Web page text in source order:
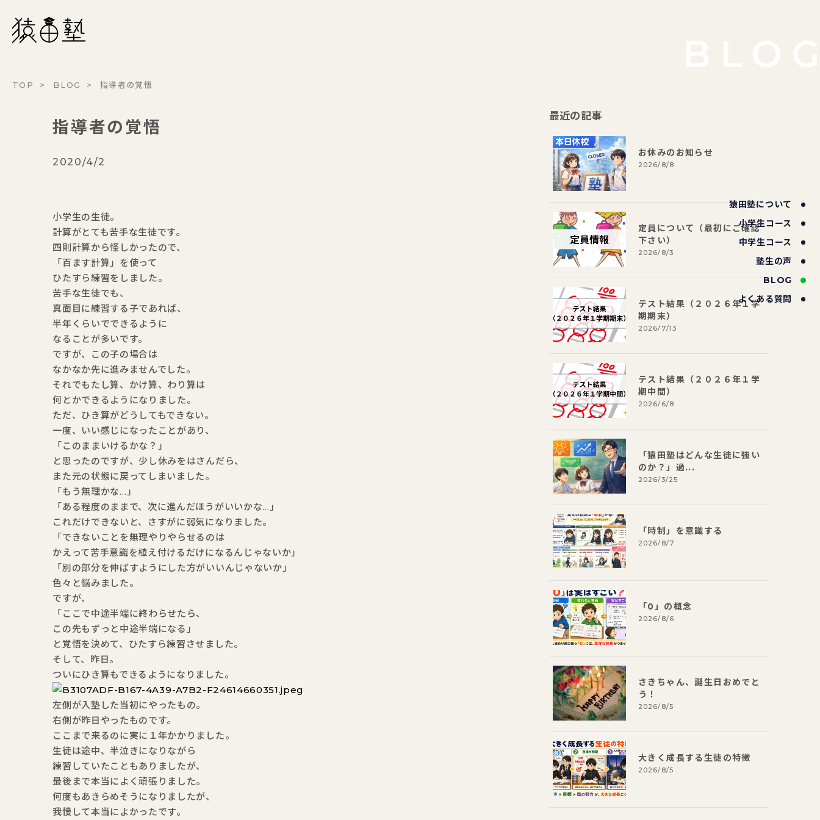
猿田塾について
小学生コース
中学生コース
塾生の声
BLOG
よくある質問
猿田塾
TOP BLOG 指導者の覚悟
指導者の覚悟
2020/4/2
小学生の生徒。
計算がとても苦手な生徒です。
四則計算から怪しかったので、
「百ます計算」を使って
ひたすら練習をしました。
苦手な生徒でも、
真面目に練習する子であれば、
半年くらいでできるように
なることが多いです。
ですが、この子の場合は
なかなか先に進みませんでした。
それでもたし算、かけ算、わり算は
何とかできるようになりました。
ただ、ひき算がどうしてもできない。
一度、いい感じになったことがあり、
「このままいけるかな？」
と思ったのですが、少し休みをはさんだら、
また元の状態に戻ってしまいました。
「もう無理かな…」
「ある程度のままで、次に進んだほうがいいかな…」
これだけできないと、さすがに弱気になりました。
「できないことを無理やりやらせるのは
かえって苦手意識を植え付けるだけになるんじゃないか」
「別の部分を伸ばすようにした方がいいんじゃないか」
色々と悩みました。
ですが、
「ここで中途半端に終わらせたら、
この先もずっと中途半端になる」
と覚悟を決めて、ひたすら練習させました。
そして、昨日。
ついにひき算もできるようになりました。
左側が入塾した当初にやったもの。
右側が昨日やったものです。
ここまで来るのに実に１年かかりました。
生徒は途中、半泣きになりながら
練習していたこともありましたが、
最後まで本当によく頑張りました。
何度もあきらめそうになりましたが、
我慢して本当によかったです。
最近の記事
お休みのお知らせ
2026/8/8
定員について（最初にご確認
下さい）
2026/8/3
テスト結果（２０２６年１学
期期末）
2026/7/13
テスト結果（２０２６年１学
期中間）
2026/6/8
「猿田塾はどんな生徒に強い
のか？」過...
2026/3/25
「時制」を意識する
2026/8/7
「0」の概念
2026/8/6
さきちゃん、誕生日おめでと
う！
2026/8/5
大きく成長する生徒の特徴
2026/8/5